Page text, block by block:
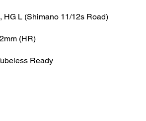
HG L (Shimano 11/12s Road)
(HR)
Ready